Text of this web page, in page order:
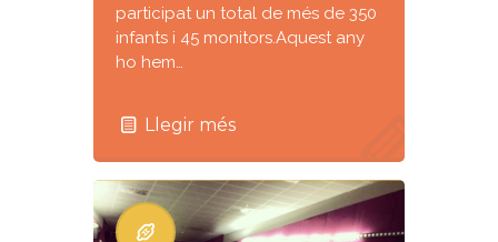
participat un total de més de 350
infants i 45 monitors.Aquest any
ho hem…
Llegir més